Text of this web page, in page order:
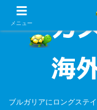
ブルガリアにロングステ
メニュー